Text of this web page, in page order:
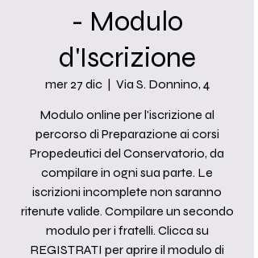
- Modulo
d'Iscrizione
mer 27 dic
  |
Via S. Donnino, 4
Modulo online per l'iscrizione al
percorso di Preparazione ai corsi
Propedeutici del Conservatorio, da
compilare in ogni sua parte. Le
iscrizioni incomplete non saranno
ritenute valide. Compilare un secondo
modulo per i fratelli. Clicca su
REGISTRATI per aprire il modulo di